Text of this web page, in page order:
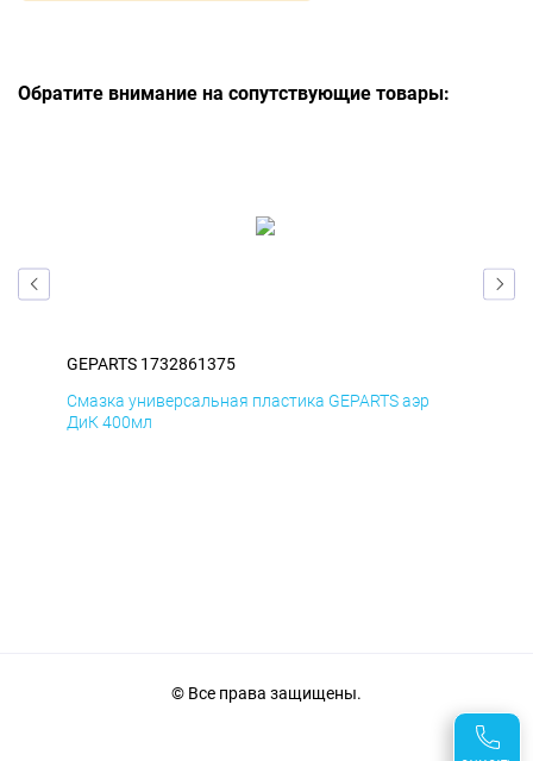
Обратите внимание на сопутствующие товары:
GEPARTS 1732861375
Смазка универсальная пластика GEPARTS аэр
ДиК 400мл
© Все права защищены.